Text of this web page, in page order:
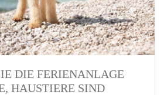
DIE FERIENANLAGE
HAUSTIERE SIND